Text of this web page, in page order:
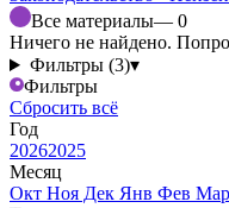
Все материалы— 0
Ничего не найдено.
Фильтры (3)▾
Фильтры
Сбросить всё
Год
20262025
Месяц
Окт Ноя Дек Янв Фев Мар